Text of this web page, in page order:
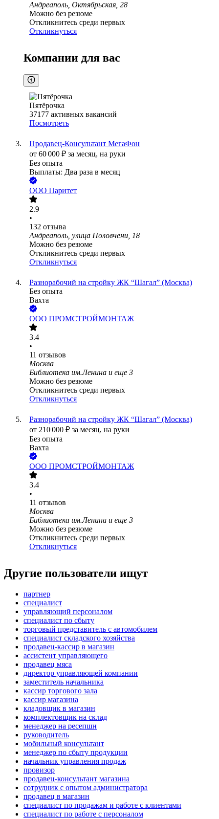
Андреаполь, Октябрьская, 28
Можно без резюме
Откликнитесь среди первых
Откликнуться
Компании для вас
Пятёрочка
37177 активных вакансий
Посмотреть
Продавец-Консультант МегаФон
от 60 000 ₽ за месяц, на руки
Без опыта
Выплаты: Два раза в месяц
ООО Паритет
2.9
•
132 отзыва
Андреаполь, улица Половчени, 18
Можно без резюме
Откликнитесь среди первых
Откликнуться
Разнорабочий на стройку ЖК “Шагал” (Москва)
Без опыта
Вахта
ООО ПРОМСТРОЙМОНТАЖ
3.4
•
11 отзывов
Москва
Библиотека им.Ленина и еще 3
Можно без резюме
Откликнитесь среди первых
Откликнуться
Разнорабочий на стройку ЖК “Шагал” (Москва)
от 210 000 ₽ за месяц, на руки
Без опыта
Вахта
ООО ПРОМСТРОЙМОНТАЖ
3.4
•
11 отзывов
Москва
Библиотека им.Ленина и еще 3
Можно без резюме
Откликнитесь среди первых
Откликнуться
Другие пользователи ищут
партнер
специалист
управляющий персоналом
специалист по сбыту
торговый представитель с автомобилем
специалист складского хозяйства
продавец-кассир в магазин
ассистент управляющего
продавец мяса
директор управляющей компании
заместитель начальника
кассир торгового зала
кассир магазина
кладовщик в магазин
комплектовщик на склад
менеджер на ресепшн
руководитель
мобильный консультант
менеджер по сбыту продукции
начальник управления продаж
провизор
продавец-консультант магазина
сотрудник с опытом администратора
продавец в магазин
специалист по продажам и работе с клиентами
специалист по работе с персоналом